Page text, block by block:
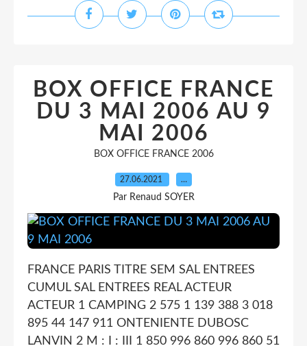
BOX OFFICE FRANCE
DU 3 MAI 2006 AU 9
MAI 2006
BOX OFFICE FRANCE 2006
27.06.2021 …
Par Renaud SOYER
FRANCE PARIS TITRE SEM SAL ENTREES
CUMUL SAL ENTREES REAL ACTEUR
ACTEUR 1 CAMPING 2 575 1 139 388 3 018
895 44 147 911 ONTENIENTE DUBOSC
LANVIN 2 M : I : III 1 850 996 860 996 860 51